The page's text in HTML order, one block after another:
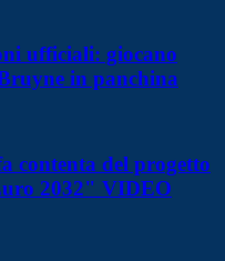
ufficiali: giocano
in panchina
contenta del progetto
2032" VIDEO